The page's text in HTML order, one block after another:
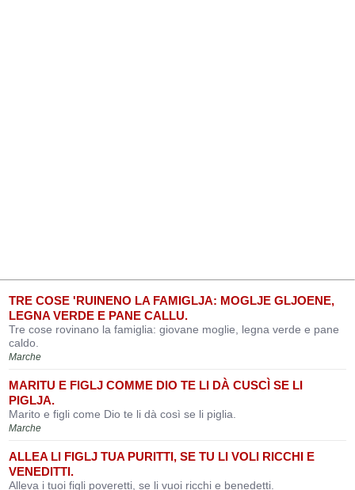
TRE COSE 'RUINENO LA FAMIGLJA: MOGLJE GLJOENE,
LEGNA VERDE E PANE CALLU.
Tre cose rovinano la famiglia: giovane moglie, legna verde e pane
caldo.
Marche
MARITU E FIGLJ COMME DIO TE LI DÀ CUSCÌ SE LI
PIGLJA.
Marito e figli come Dio te li dà così se li piglia.
Marche
ALLEA LI FIGLJ TUA PURITTI, SE TU LI VOLI RICCHI E
VENEDITTI.
Alleva i tuoi figli poveretti, se li vuoi ricchi e benedetti.